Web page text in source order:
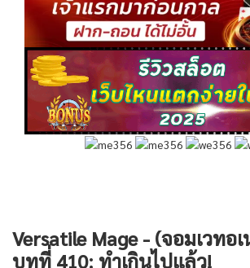
Versatile Mage - (จอมเวทอ
บทที่ 410: ทำเกินไปแล้ว!